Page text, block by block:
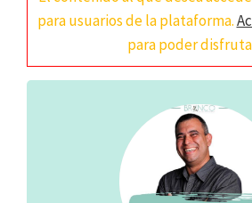
para usuarios de la plataforma.
para poder